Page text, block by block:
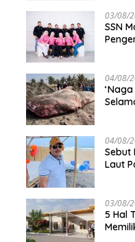
03/08/
SSN
04/08/
04/08/
Sebut
Laut
03/08/
5 Hal